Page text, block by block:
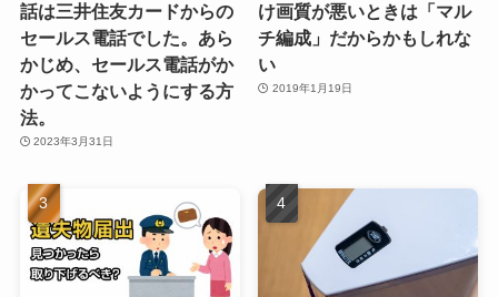
話は三井住友カードからの
セールス電話でした。あら
かじめ、セールス電話がか
かってこないようにする方
法。
2023年3月31日
け画質が悪いときは「マル
チ編成」だからかもしれな
い
2019年1月19日